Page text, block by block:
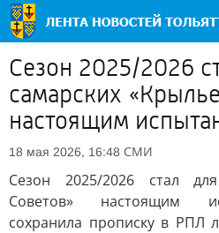
Сезон 2025/2026
самарских
настоящим
18 мая 2026, 16:48 СМИ
Сезон 2025/2026 стал
Советов» настоящим
сохранила прописку в РПЛ